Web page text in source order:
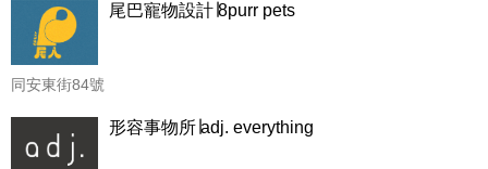
尾巴寵物設計∣8purr pets
同安東街84號
形容事物所∣adj. everything